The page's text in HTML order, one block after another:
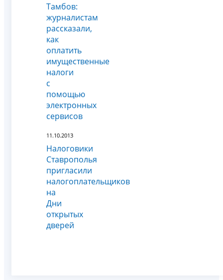
Тамбов:
журналистам
рассказали,
как
оплатить
имущественные
налоги
с
помощью
электронных
сервисов
11.10.2013
Налоговики
Ставрополья
пригласили
налогоплательщиков
на
Дни
открытых
дверей